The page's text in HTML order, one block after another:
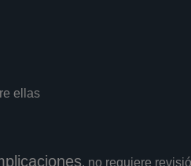
ellas
, no requiere